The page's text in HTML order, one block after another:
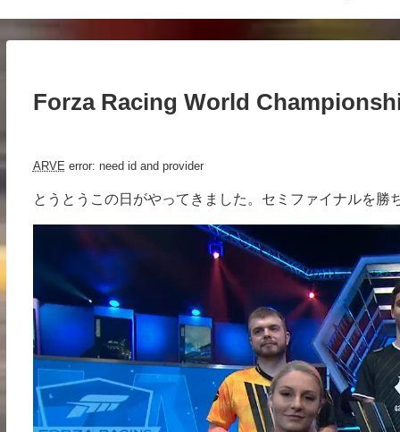
Forza Racing World
ARVE error: need id and provider
とうとうこの日がやってきました。セミファイナルを勝